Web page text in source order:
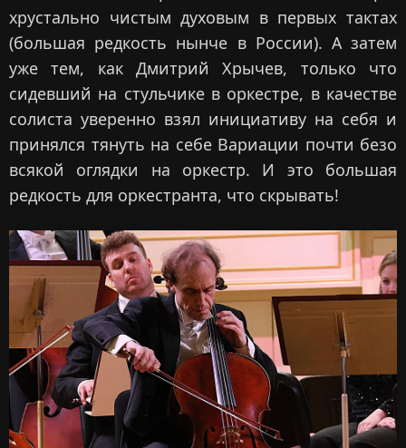
хрустально чистым духовым в первых тактах
(большая редкость нынче в России). А затем
уже тем, как Дмитрий Хрычев, только что
сидевший на стульчике в оркестре, в качестве
солиста уверенно взял инициативу на себя и
принялся тянуть на себе Вариации почти безо
всякой оглядки на оркестр. И это большая
редкость для оркестранта, что скрывать!